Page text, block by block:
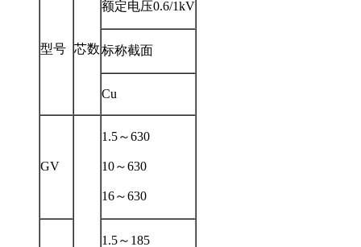
型号 芯数
额定电压0.6/1kV
标称截面
Cu
GV
1.5～630
10～630
16～630
1.5～185